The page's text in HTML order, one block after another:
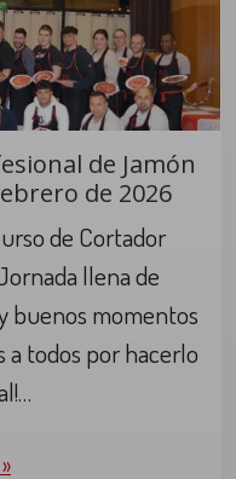
de Jamón
de 2026
de Cortador
llena de
buenos momentos
a todos por hacerlo